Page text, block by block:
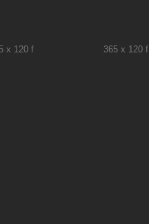
x 120 f 365 x 120 f